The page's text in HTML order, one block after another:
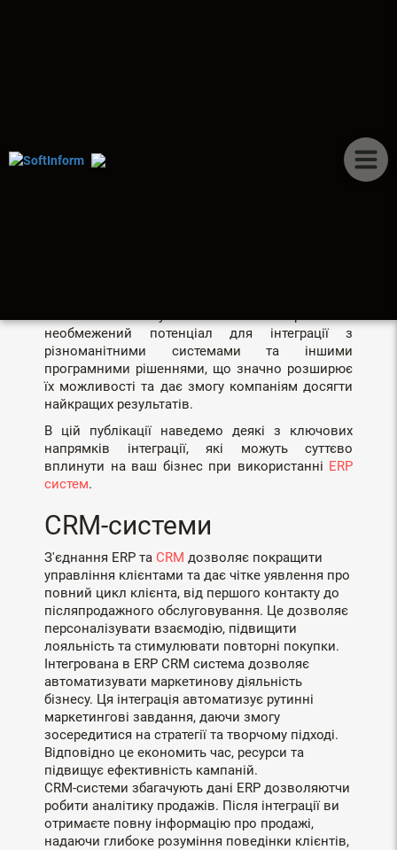
ІНТЕГРАЦІЯ ERP СИСТЕМ.
необмежений потенціал для інтеграції з
різноманітними системами та іншими
програмними рішеннями, що значно розширює
їх можливості та дає змогу компаніям досягти
найкращих результатів.
В цій публікації наведемо деякі з ключових
напрямків інтеграції, які можуть суттєво
вплинути на ваш бізнес при використанні ERP
систем.
CRM-системи
З'єднання ERP та CRM дозволяє покращити
управління клієнтами та дає чітке уявлення про
повний цикл клієнта, від першого контакту до
післяпродажного обслуговування. Це дозволяє
персоналізувати взаємодію, підвищити
лояльність та стимулювати повторні покупки.
Інтегрована в ERP CRM система дозволяє
автоматизувати маркетинову діяльність
бізнесу. Ця інтеграція автоматизує рутинні
маркетингові завдання, даючи змогу
зосередитися на стратегії та творчому підході.
Відповідно це економить час, ресурси та
підвищує ефективність кампаній.
CRM-системи збагачують дані ERP дозволяютчи
робити аналітику продажів. Після інтеграції ви
отримаєте повну інформацію про продажі,
надаючи глибоке розуміння поведінки клієнтів,